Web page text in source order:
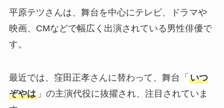
平原テツさんは、舞台を中心にテレビ、ドラマや
映画、CMなどで幅広く出演されている男性俳優で
す。
最近では、窪田正孝さんに替わって、舞台「 いつ
ぞやは」の主演代役に抜擢され、注目されていま